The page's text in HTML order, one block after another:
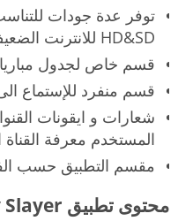
توفر عدة جودات
HD&SD للانترنت الضعيف.
قسم خاص لجدول
قسم منفرد للإستماع
شعارات و ايقونات
المستخدم معرفة القناة
مقسم التطبيق حسب
محتوى تطبيق Tv Slayer الباقات والقنوات